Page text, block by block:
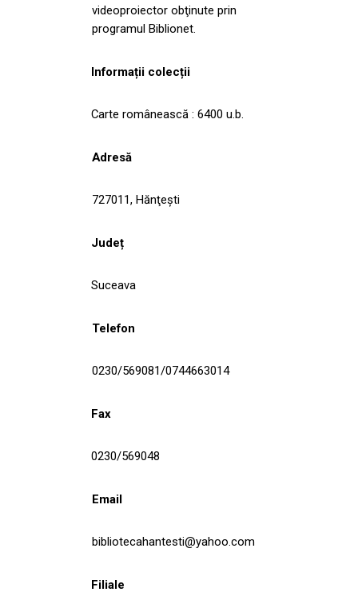
videoproiector obţinute prin
programul Biblionet.
Informații colecții
Carte românească : 6400 u.b.
Adresă
727011, Hănţeşti
Județ
Suceava
Telefon
0230/569081/0744663014
Fax
0230/569048
Email
bibliotecahantesti@yahoo.com
Filiale